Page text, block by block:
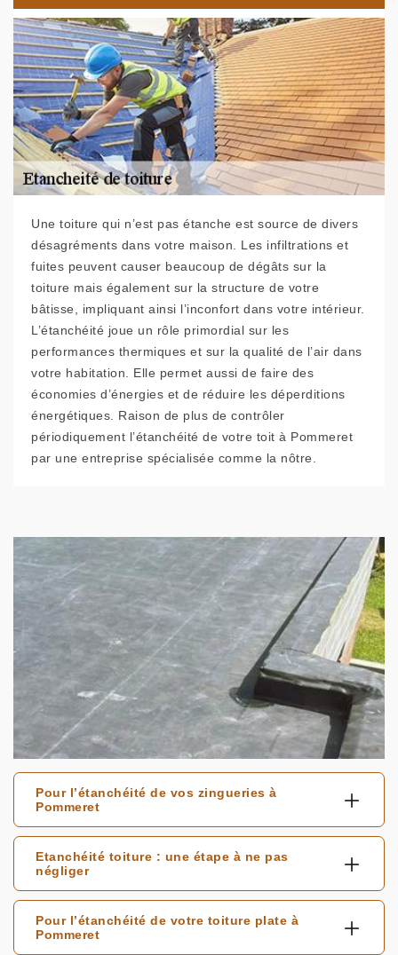
Une toiture qui n’est pas étanche est source de divers
désagréments dans votre maison. Les infiltrations et
fuites peuvent causer beaucoup de dégâts sur la
toiture mais également sur la structure de votre
bâtisse, impliquant ainsi l’inconfort dans votre intérieur.
L’étanchéité joue un rôle primordial sur les
performances thermiques et sur la qualité de l’air dans
votre habitation. Elle permet aussi de faire des
économies d’énergies et de réduire les déperditions
énergétiques. Raison de plus de contrôler
périodiquement l’étanchéité de votre toit à Pommeret
par une entreprise spécialisée comme la nôtre.
Pour l’étanchéité de vos zingueries à
Pommeret
Etanchéité toiture : une étape à ne pas
négliger
Pour l’étanchéité de votre toiture plate à
Pommeret